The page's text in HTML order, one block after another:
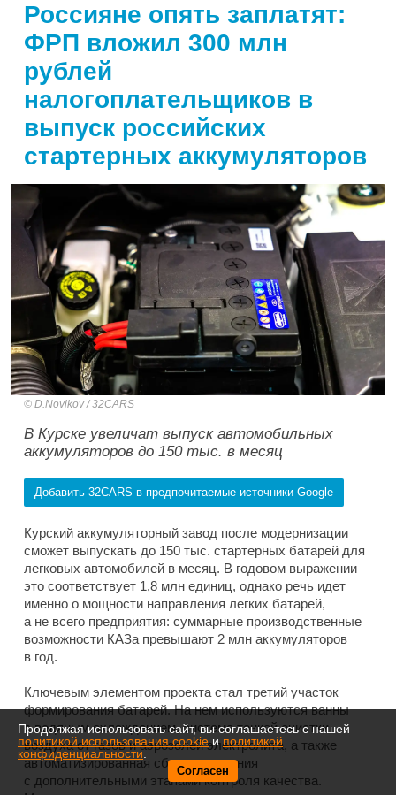
Россияне опять заплатят:
ФРП вложил 300 млн
рублей
налогоплательщиков в
выпуск российских
стартерных аккумуляторов
D.Novikov / 32CARS
В Курске увеличат выпуск автомобильных
аккумуляторов до 150 тыс. в месяц
Добавить 32CARS в предпочитаемые источники Google
Курский аккумуляторный завод после модернизации
сможет выпускать до 150 тыс. стартерных батарей для
легковых автомобилей в месяц. В годовом выражении
это соответствует 1,8 млн единиц, однако речь идет
именно о мощности направления легких батарей,
а не всего предприятия: суммарные производственные
возможности КАЗа превышают 2 млн аккумуляторов
в год.
Ключевым элементом проекта стал третий участок
формирования батарей. На нем используются ванны
с водяным охлаждением, система тонкой очистки
воздуха от газов и аэрозолей электролита, а также
автоматизированная сборочная линия
с дополнительными этапами контроля качества.
Продолжая использовать сайт, вы соглашаетесь с нашей
политикой использования cookieиполитикой
конфиденциальности.
Согласен